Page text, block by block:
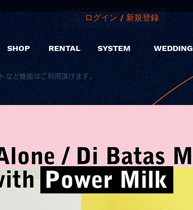
SHOP
ログイン / 新規登録
RENTAL SYSTEM WEDDING
ど機能はご利用頂けます。